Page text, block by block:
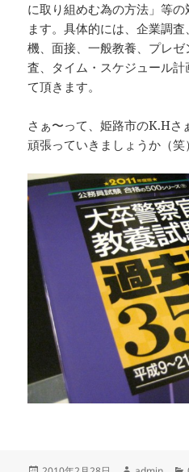
に取り組めむ為の方法」等
ます。具体的には、企業調
機、面接、一般教養、プレ
査、タイム・スケジュール
て頂きます。
さぁ〜って、姫路市のK.H
頑張っていきましょうか（笑